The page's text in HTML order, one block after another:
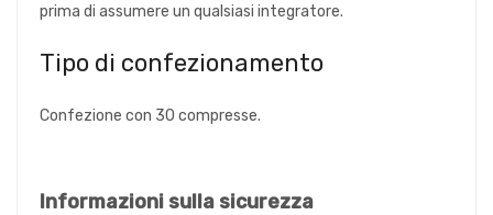
prima di assumere un qualsiasi integratore.
Tipo di confezionamento
Confezione con 30 compresse.
Informazioni sulla sicurezza